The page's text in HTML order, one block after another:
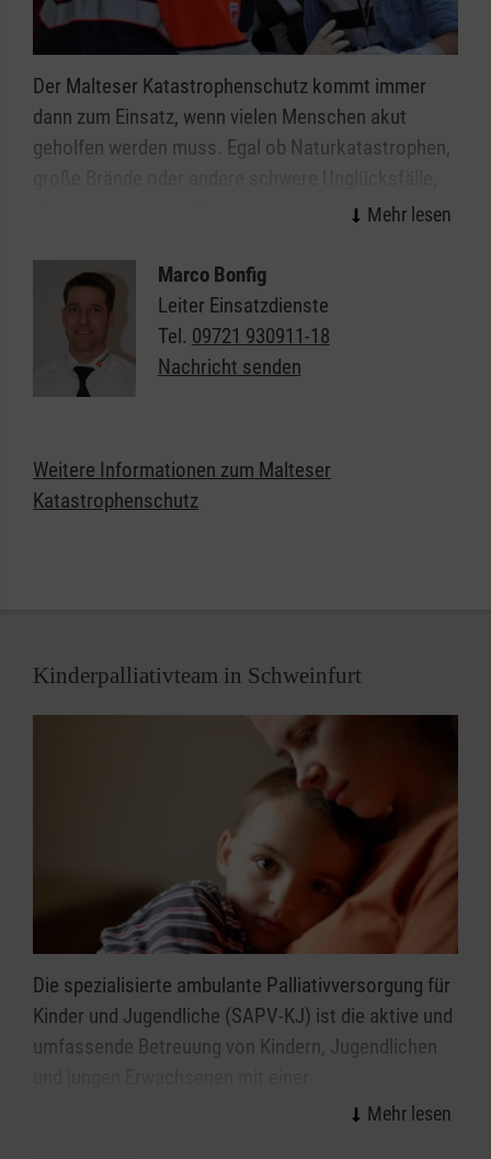
einer Begleitung wird immer individuell besprochen.
Der Malteser Katastrophenschutz kommt immer
dann zum Einsatz, wenn vielen Menschen akut
geholfen werden muss. Egal ob Naturkatastrophen,
die ehrenamtlichen Einsatzkräfte helfen bei allen
Rettungsdienst nicht ausreichen.
Organisiert in einzelnen Einsatzgruppen sind unsere
Helferinnen und Helfer Spezialisten in den Bereichen
Sanitätsdienst, Technik, Betreuung und
bereit sind, sich für ihre Mitmenschen zu
engagieren.
Marco Bonfig
Leiter Einsatzdienste
Tel. 09721 930911-18
Nachricht senden
Weitere Informationen zum Malteser
Katastrophenschutz
Kinderpalliativteam in Schweinfurt
Die spezialisierte ambulante Palliativversorgung für
Kinder und Jugendliche (SAPV-KJ) ist die aktive und
umfassende Betreuung von Kindern, Jugendlichen
lebensverkürzenden Erkrankung sowie die